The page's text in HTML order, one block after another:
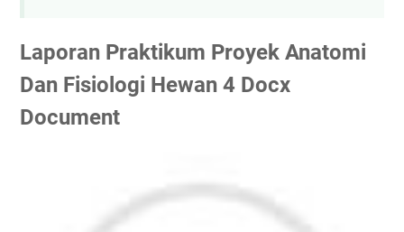
Laporan Praktikum Proyek Anatomi
Dan Fisiologi Hewan 4 Docx
Document